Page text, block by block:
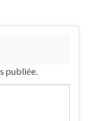
publiée.